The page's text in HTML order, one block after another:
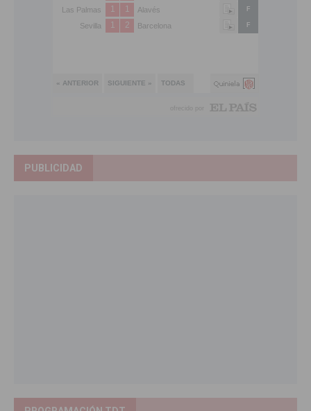
PUBLICIDAD